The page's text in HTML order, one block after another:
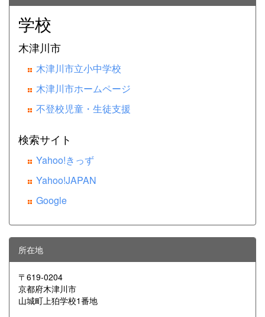
学校
木津川市
木津川市立小中学校
木津川市ホームページ
不登校児童・生徒支援
検索サイト
Yahoo!きっず
Yahoo!JAPAN
Google
所在地
〒619-0204
京都府木津川市
山城町上狛学校1番地